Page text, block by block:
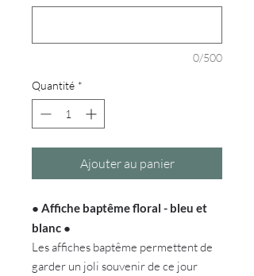
0/500
Quantité *
Ajouter au panier
● Affiche baptême floral - bleu et
blanc ●
Les affiches baptême permettent de
garder un joli souvenir de ce jour